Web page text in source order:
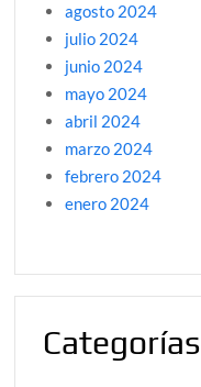
agosto 2024
julio 2024
junio 2024
mayo 2024
abril 2024
marzo 2024
febrero 2024
enero 2024
Categorías